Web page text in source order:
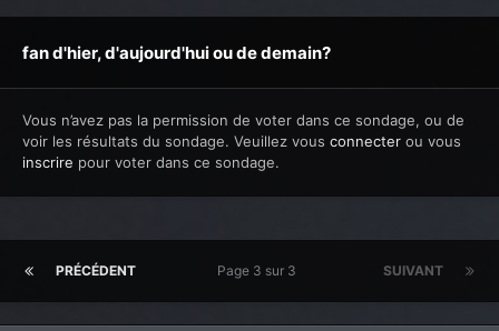
fan d'hier, d'aujourd'hui ou de demain?
Vous n’avez pas la permission de voter dans ce sondage, ou de
voir les résultats du sondage. Veuillez vous connecter ou vous
inscrire pour voter dans ce sondage.
PRÉCÉDENT SUIVANT
Page 3 sur 3